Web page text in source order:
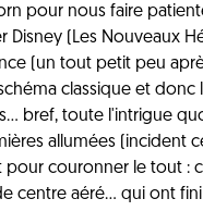
pour nous faire
Disney (Les Nouveaux
(un tout petit peu
classique et donc
bref, toute l'intrigue
allumées (incident
couronner le tout :
centre aéré… qui ont